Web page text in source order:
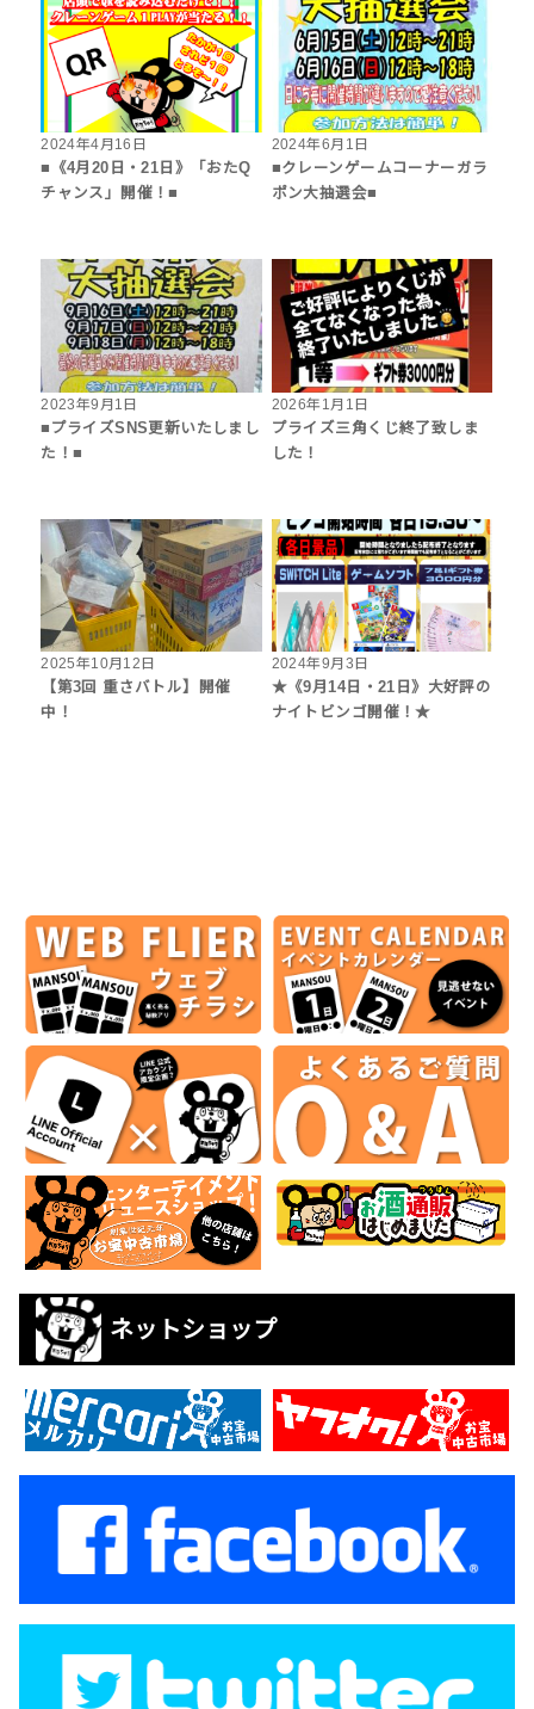
2024年4月16日
■《4月20日・21日》「おたQ
チャンス」開催！■
2024年6月1日
■クレーンゲームコーナーガラ
ポン大抽選会■
2023年9月1日
■プライズSNS更新いたしまし
た！■
2026年1月1日
プライズ三角くじ終了致しま
した！
2025年10月12日
【第3回 重さバトル】開催
中！
2024年9月3日
★《9月14日・21日》大好評の
ナイトビンゴ開催！★
ネットショップ